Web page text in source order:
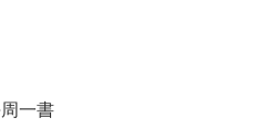
一書